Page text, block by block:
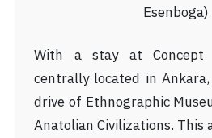
With a stay at Concept
centrally located in
drive of Ethnographic
Anatolian Civilizations. This